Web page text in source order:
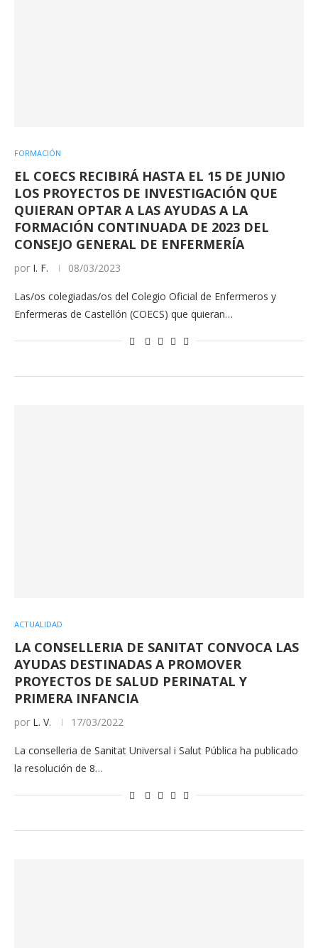
FORMACIÓN
EL COECS RECIBIRÁ HASTA EL 15 DE JUNIO
LOS PROYECTOS DE INVESTIGACIÓN QUE
QUIERAN OPTAR A LAS AYUDAS A LA
FORMACIÓN CONTINUADA DE 2023 DEL
CONSEJO GENERAL DE ENFERMERÍA
por I. F. 08/03/2023
Las/os colegiadas/os del Colegio Oficial de Enfermeros y
Enfermeras de Castellón (COECS) que quieran…
ACTUALIDAD
LA CONSELLERIA DE SANITAT CONVOCA LAS
AYUDAS DESTINADAS A PROMOVER
PROYECTOS DE SALUD PERINATAL Y
PRIMERA INFANCIA
por L. V. 17/03/2022
La conselleria de Sanitat Universal i Salut Pública ha publicado
la resolución de 8…